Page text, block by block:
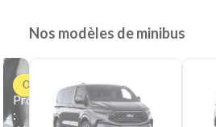
Nos modèles de minibus
Offre
Professionnels
: